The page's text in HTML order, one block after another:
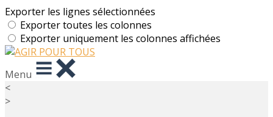
Exporter les lignes sélectionnées
Exporter toutes les colonnes
Exporter uniquement les colonnes affichées
Menu
<
>